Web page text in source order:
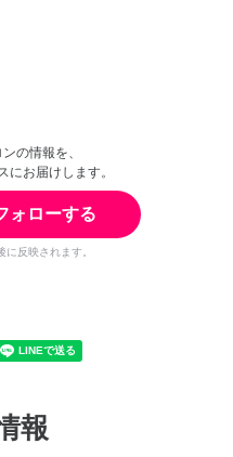
の情報を、
にお届けします。
ォローする
反映されます。
報